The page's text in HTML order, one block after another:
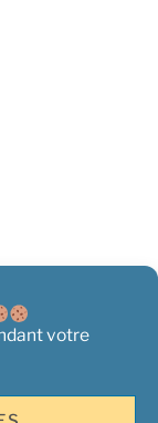
votre